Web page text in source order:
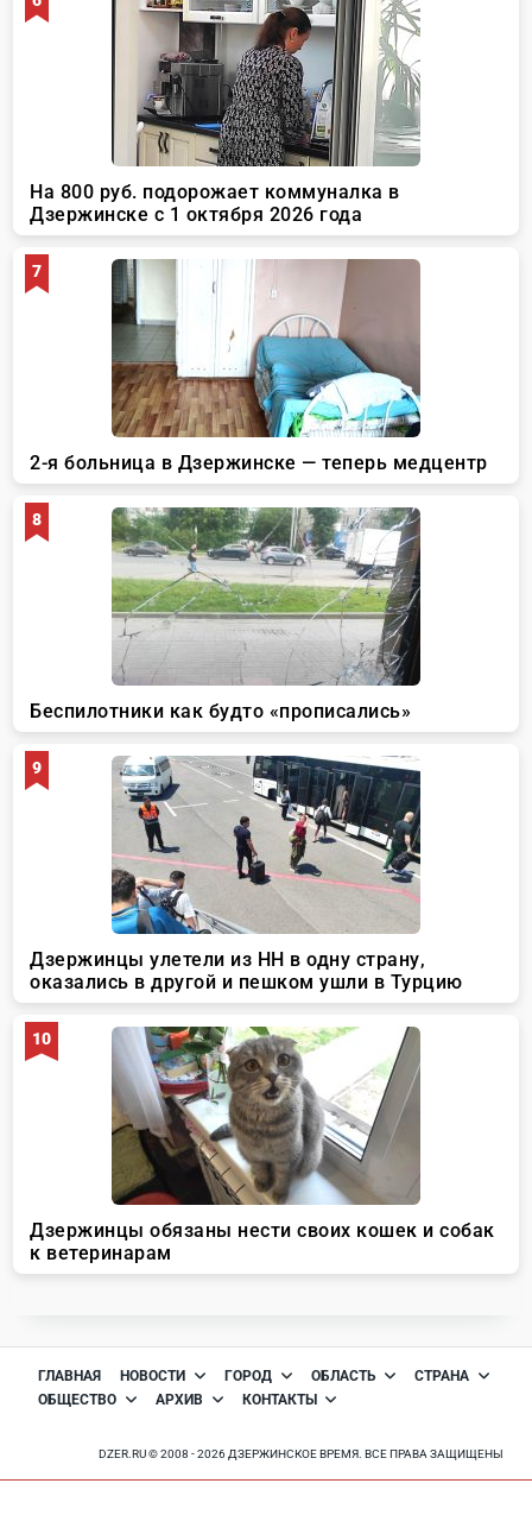
ГЛАВНАЯ НОВОСТИ ГОРОД ОБЛАСТЬ
СТРАНА
ОБЩЕСТВО
АРХИВ КОНТАКТЫ
DZER.RU © 2008 - 2026 ДЗЕРЖИНСКОЕ ВРЕМЯ. ВСЕ ПРАВА ЗАЩИЩЕНЫ